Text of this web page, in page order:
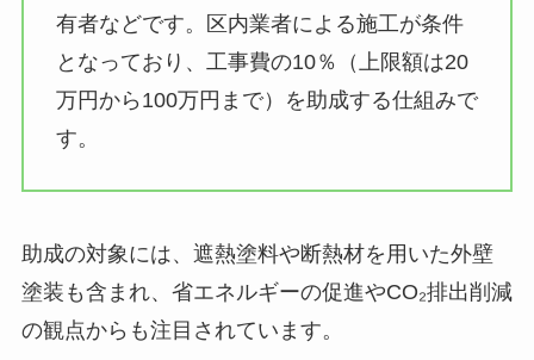
有者などです。区内業者による施工が条件
となっており、工事費の10％（上限額は20
万円から100万円まで）を助成する仕組みで
す。
助成の対象には、遮熱塗料や断熱材を用いた外壁
塗装も含まれ、省エネルギーの促進やCO₂排出削減
の観点からも注目されています。